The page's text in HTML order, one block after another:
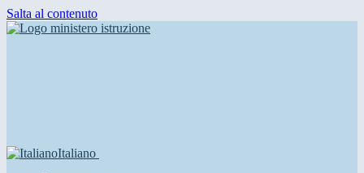
Salta al contenuto
Italiano